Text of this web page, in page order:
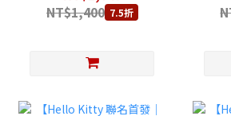
盒 〔甜點款〕
NT$1,400 7.5折